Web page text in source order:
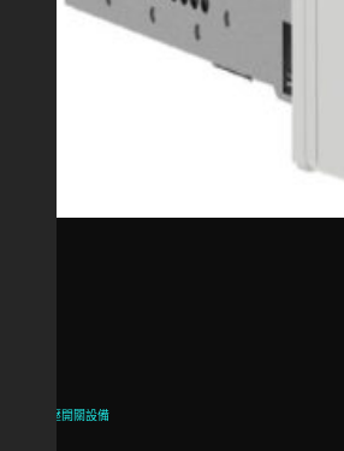
中壓開關設備